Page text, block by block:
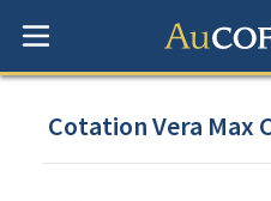
Cotation Vera Max